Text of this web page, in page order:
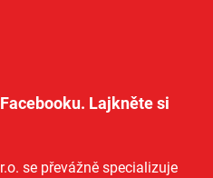
Lajkněte si
se převážně specializuje